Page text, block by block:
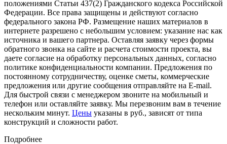
положениями Статьи 437(2) Гражданского кодекса Российской
Федерации. Все права защищены и действуют согласно
федерального закона РФ. Размещение наших материалов в
интернете разрешено с небольшим условием: указание нас как
источника и вашего партнера. Оставляя заявку через формы
обратного звонка на сайте и расчета стоимости проекта, вы
даете согласие на обработку персональных данных, согласно
политике конфиденциальности компании. Предложения по
постоянному сотрудничеству, оценке сметы, коммерческие
предложения или другие сообщения отправляйте на E-mail.
Для быстрой связи с менеджером звоните на мобильный и
телефон или оставляйте заявку. Мы перезвоним вам в течение
нескольким минут. Цены указаны в руб., зависят от типа
конструкций и сложности работ.
Подробнее